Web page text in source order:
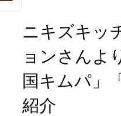
ニキズキッ
ョンさんよ
国キムパ」
紹介